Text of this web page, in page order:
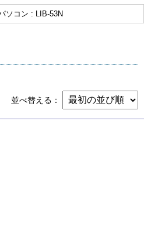
ソコン : LIB-53N
並べ替える